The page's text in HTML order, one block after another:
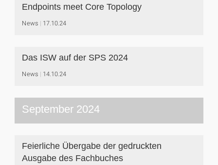
Endpoints meet Core Topology
News 17.10.24
Das ISW auf der SPS 2024
News 14.10.24
September 2024
Feierliche Übergabe der gedruckten
Ausgabe des Fachbuches